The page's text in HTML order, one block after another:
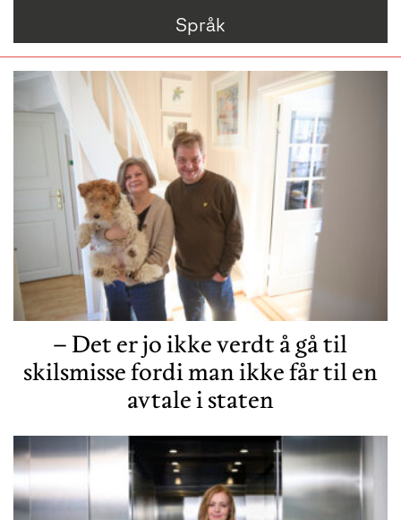
Språk
– Det er jo ikke verdt å gå til
skilsmisse fordi man ikke får til en
avtale i staten